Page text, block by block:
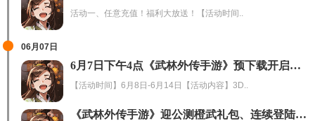
活动一、任意充值！福利大放送！【活动时间..
06月07日
6月7日下午4点《武林外传手游》预下载开启，抢先下载即有机会获得红包！
【活动时间】6月8日-6月14日【活动内容】3D..
《武林外传手游》迎公测橙武礼包、连续登陆、成长基金活动大放送